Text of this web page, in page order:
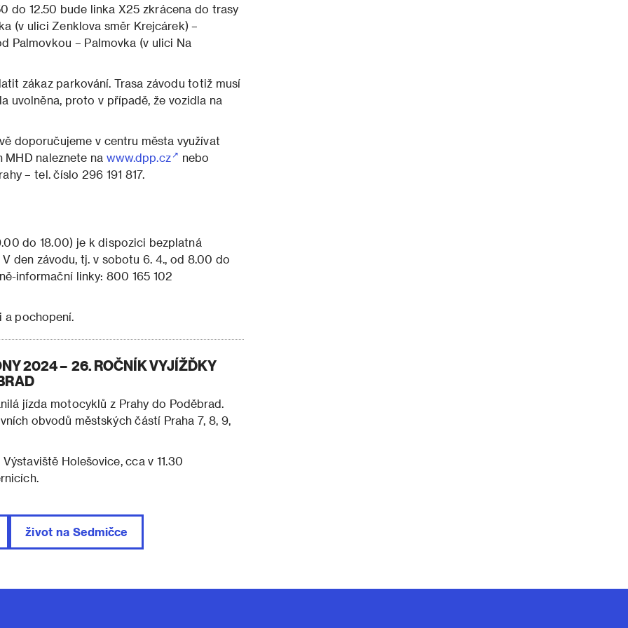
do 12.50 bude linka X25 zkrácena do trasy
(v ulici Zenklova směr Krejcárek) –
Palmovkou – Palmovka (v ulici Na
zákaz parkování. Trasa závodu totiž musí
uvolněna, proto v případě, že vozidla na
doporučujeme v centru města využívat
MHD naleznete na www.dpp.cz
nebo
– tel. číslo 296 191 817.
do 18.00) je k dispozici bezplatná
den závodu, tj. v sobotu 6. 4., od 8.00 do
informační linky: 800 165 102
a pochopení.
2024 – 26. ROČNÍK VYJÍŽĎKY
jízda motocyklů z Prahy do Poděbrad.
obvodů městských částí Praha 7, 8, 9,
Holešovice, cca v 11.30
život na Sedmičce